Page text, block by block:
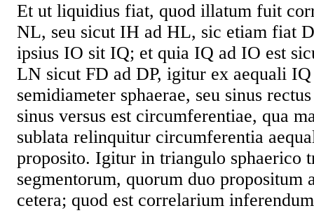
Et ut liquidius fiat, quod illatum fuit
NL, seu sicut IH ad HL, sic etiam fiat
ipsius IO sit IQ; et quia IQ ad IO est
LN sicut FD ad DP, igitur ex aequali
semidiameter sphaerae, seu sinus
sinus versus est circumferentiae, qua
sublata relinquitur circumferentia
proposito. Igitur in triangulo sphaerico
segmentorum, quorum duo propositum
cetera; quod est correlarium